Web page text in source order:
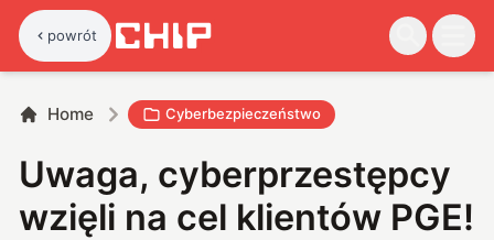
powrót
Home Cyberbezpieczeństwo
Uwaga, cyberprzestępcy
wzięli na cel klientów PGE!